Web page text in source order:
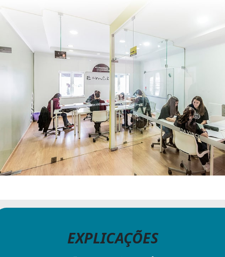
EXPLICAÇÕES